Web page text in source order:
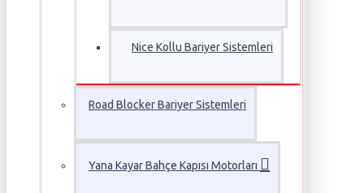
Nice Kollu Bariyer Sistemleri
Road Blocker Bariyer Sistemleri
Yana Kayar Bahçe Kapısı Motorları